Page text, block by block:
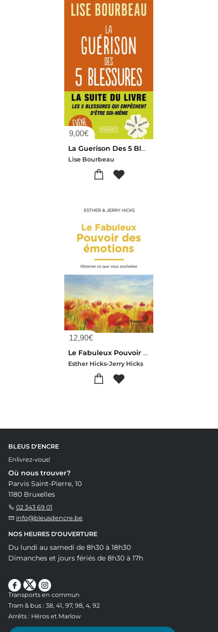
9,00€
La Guerison Des 5 Blessures
Lise Bourbeau
12,90€
Le Fabuleux Pouvoir Des Emotions
Esther Hicks-Jerry Hicks
BLEUS D'ENCRE
Enlivrez-vous!
Où nous trouver?
Parvis Saint-Pierre, 10
1180 Bruxelles
02 343 69 01
info@bleusdencre.be
NOS HEURES D'OUVERTURE
Du lundi au samedi de 8h30 à 18h30
Dimanches et jours fériés de 8h30 à 17h
Transports en commun
Tram & bus : 38, 41, 97, 98, 4, 92
Arrêts : Héros et Marlow